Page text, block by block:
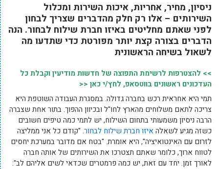
ניסיון, מחיר, אחריות, איכות השירות ומכלול
השירותים – אלו רק חלק מהדברים שצריך לבחון
לפני שאתם מחליטים באיזו חברת שילוח לבחור. הנה
הדברים בצורה קצת יותר מפורטת כדי שתדעו מה
לשאול בשיחה הראשונית
>> להצטרפות לרשימת התפוצה של חדשות מודיעין וקבלת כל
העדכונים ראשונים בווטסאפ, לחץ/י כאן <<
תמי היא אחראית רכש בחברה גדולה. במסגרת העבודה השוטפת היא
צריכה לתאם משלוחים מהארץ לחו"ל ובכיוון ההפוך. בתור אחת שצברה
הרבה ניסיון משמעותי בתחום השילוח, יש לתמי כמה טיפים חשובים
כשזה מגיע לשאלה איזו חברת שילוח לבחור. "קודם כל אני ממליצה
לזרום עם האינטואיציה", היא אומרת. "בטח אם מדובר במערכת יחסים
לטווח ארוך, כלומר שאתם תצטרכו את השירותים של אותה חברה
לאורך זמן. יחד עם זאת, יש כמה פרמטרים שכדאי לשים אליהם לב":